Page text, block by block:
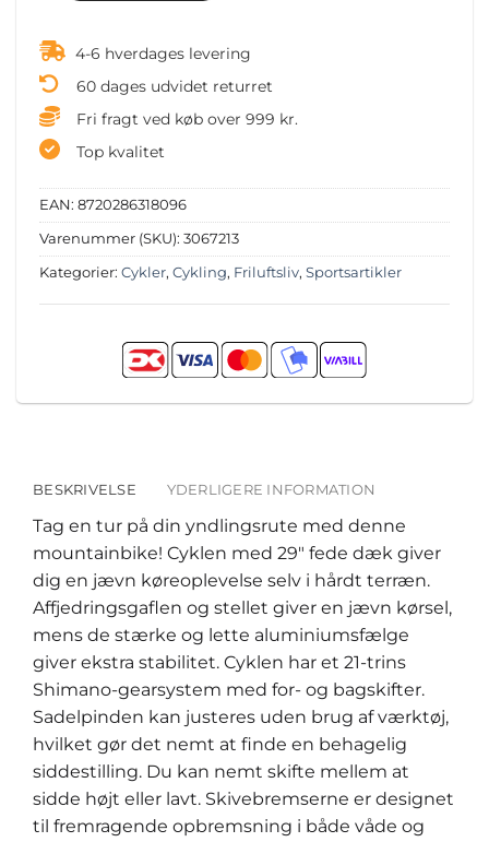
4-6 hverdages levering
60 dages udvidet returret
Fri fragt ved køb over 999 kr.
Top kvalitet
EAN: 8720286318096
Varenummer (SKU): 3067213
Kategorier: Cykler, Cykling, Friluftsliv, Sportsartikler
BESKRIVELSE YDERLIGERE INFORMATION
Tag en tur på din yndlingsrute med denne
mountainbike! Cyklen med 29″ fede dæk giver
dig en jævn køreoplevelse selv i hårdt terræn.
Affjedringsgaflen og stellet giver en jævn kørsel,
mens de stærke og lette aluminiumsfælge
giver ekstra stabilitet. Cyklen har et 21-trins
Shimano-gearsystem med for- og bagskifter.
Sadelpinden kan justeres uden brug af værktøj,
hvilket gør det nemt at finde en behagelig
siddestilling. Du kan nemt skifte mellem at
sidde højt eller lavt. Skivebremserne er designet
til fremragende opbremsning i både våde og